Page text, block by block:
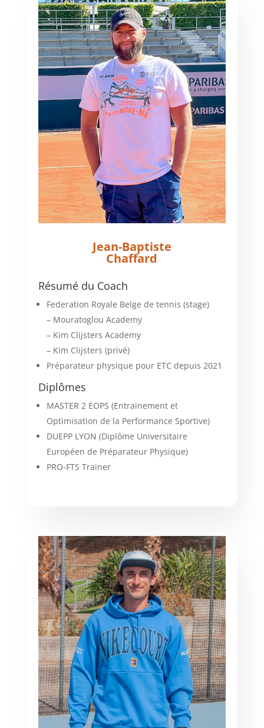
Jean-Baptiste
Chaffard
Résumé du Coach
Federation Royale Belge de tennis (stage)
– Mouratoglou Academy
– Kim Clijsters Academy
– Kim Clijsters (privé)
Préparateur physique pour ETC depuis 2021
Diplômes
MASTER 2 EOPS (Entrainement et
Optimisation de la Performance Sportive)
DUEPP LYON (Diplôme Universitaire
Européen de Préparateur Physique)
PRO-FTS Trainer